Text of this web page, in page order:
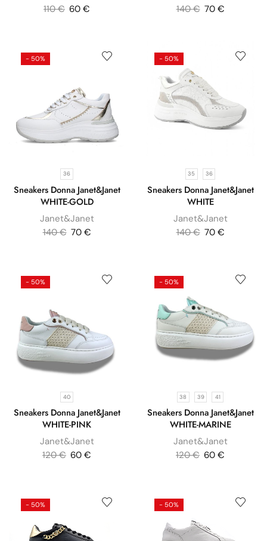
110€ 60 €
140€ 70 €
- 50%
36
Sneakers Donna Janet&Janet
WHITE-GOLD
Janet&Janet
140€ 70 €
- 50%
35 36
Sneakers Donna Janet&Janet
WHITE
Janet&Janet
140€ 70 €
- 50%
40
Sneakers Donna Janet&Janet
WHITE-PINK
Janet&Janet
120€ 60 €
- 50%
38 39 41
Sneakers Donna Janet&Janet
WHITE-MARINE
Janet&Janet
120€ 60 €
- 50% - 50%